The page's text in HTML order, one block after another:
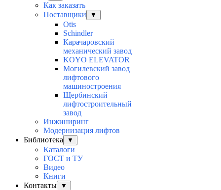
Как заказать
Поставщики
▼
Otis
Schindler
Карачаровский
механический завод
KOYO ELEVATOR
Могилевский завод
лифтового
машиностроения
Щербинский
лифтостроительный
завод
Инжиниринг
Модернизация лифтов
Библиотека
▼
Каталоги
ГОСТ и ТУ
Видео
Книги
Контакты
▼